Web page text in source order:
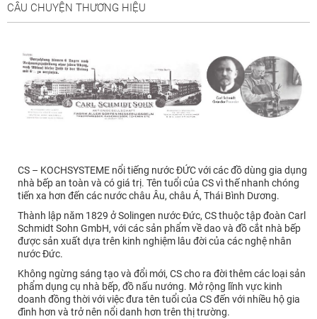
CÂU CHUYỆN THƯƠNG HIỆU
CS – KOCHSYSTEME nổi tiếng nước ĐỨC với các đồ dùng gia dụng
nhà bếp an toàn và có giá trị. Tên tuổi của CS vì thế nhanh chóng
tiến xa hơn đến các nước châu Âu, châu Á, Thái Bình Dương.
Thành lập năm 1829 ở Solingen nước Đức, CS thuộc tập đoàn Carl
Schmidt Sohn GmbH, với các sản phẩm về dao và đồ cắt nhà bếp
được sản xuất dựa trên kinh nghiệm lâu đời của các nghệ nhân
nước Đức.
Không ngừng sáng tạo và đổi mới, CS cho ra đời thêm các loại sản
phẩm dụng cụ nhà bếp, đồ nấu nướng. Mở rộng lĩnh vực kinh
doanh đồng thời với việc đưa tên tuổi của CS đến với nhiều hộ gia
đình hơn và trở nên nổi danh hơn trên thị trường.